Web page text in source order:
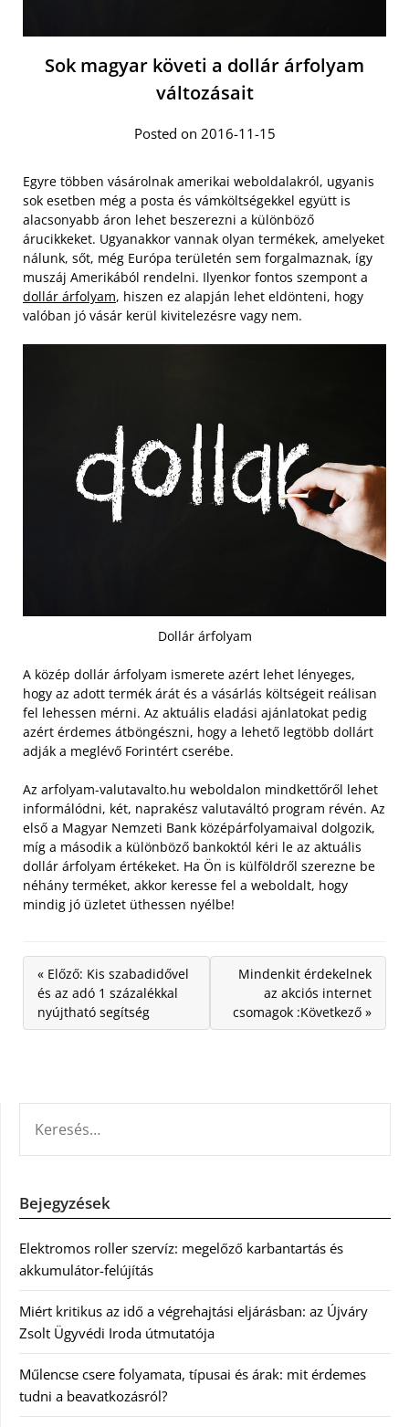
Sok magyar követi a dollár árfolyam
változásait
Posted on 2016-11-15
Egyre többen vásárolnak amerikai weboldalakról, ugyanis
sok esetben még a posta és vámköltségekkel együtt is
alacsonyabb áron lehet beszerezni a különböző
árucikkeket. Ugyanakkor vannak olyan termékek, amelyeket
nálunk, sőt, még Európa területén sem forgalmaznak, így
muszáj Amerikából rendelni. Ilyenkor fontos szempont a
dollár árfolyam, hiszen ez alapján lehet eldönteni, hogy
valóban jó vásár kerül kivitelezésre vagy nem.
Dollár árfolyam
A közép dollár árfolyam ismerete azért lehet lényeges,
hogy az adott termék árát és a vásárlás költségeit reálisan
fel lehessen mérni. Az aktuális eladási ajánlatokat pedig
azért érdemes átböngészni, hogy a lehető legtöbb dollárt
adják a meglévő Forintért cserébe.
Az arfolyam-valutavalto.hu weboldalon mindkettőről lehet
informálódni, két, naprakész valutaváltó program révén. Az
első a Magyar Nemzeti Bank középárfolyamaival dolgozik,
míg a második a különböző bankoktól kéri le az aktuális
dollár árfolyam értékeket. Ha Ön is külföldről szerezne be
néhány terméket, akkor keresse fel a weboldalt, hogy
mindig jó üzletet üthessen nyélbe!
« Előző: Kis szabadidővel
és az adó 1 százalékkal
nyújtható segítség
Mindenkit érdekelnek
az akciós internet
csomagok :Következő »
Bejegyzések
Elektromos roller szervíz: megelőző karbantartás és
akkumulátor-felújítás
Miért kritikus az idő a végrehajtási eljárásban: az Újváry
Zsolt Ügyvédi Iroda útmutatója
Műlencse csere folyamata, típusai és árak: mit érdemes
tudni a beavatkozásról?